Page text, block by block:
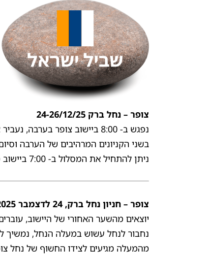
צופר – נחל ברק 24-26/12/25
בשני הקניונים המרהיבים של הערבה
ניתן להתחיל את המסלול ב- 7:00 ביישוב ספיר ולבצע 30 ק״מ ביום הראשון עד חניון נחל ברק.
צופר – חניון נחל ברק, 24 לדצמבר 2025
יוצאים מהשער האחורי של היישוב,
נחבור לנחל עשוש במעלה הנחל, נמשיך
מהמעלה מגיעים לצידו החשוף של נחל